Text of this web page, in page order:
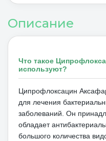
Описание
Что такое
используют?
Ципрофлоксацин
для лечения
заболеваний. Он
обладает
большого количества